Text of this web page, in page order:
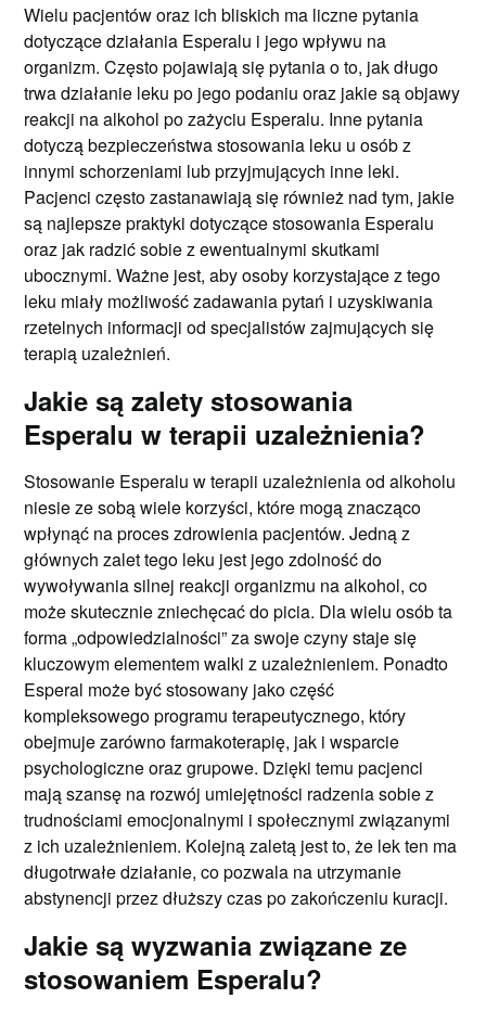
Wielu pacjentów oraz ich bliskich ma liczne pytania
dotyczące działania Esperalu i jego wpływu na
organizm. Często pojawiają się pytania o to, jak długo
trwa działanie leku po jego podaniu oraz jakie są objawy
reakcji na alkohol po zażyciu Esperalu. Inne pytania
dotyczą bezpieczeństwa stosowania leku u osób z
innymi schorzeniami lub przyjmujących inne leki.
Pacjenci często zastanawiają się również nad tym, jakie
są najlepsze praktyki dotyczące stosowania Esperalu
oraz jak radzić sobie z ewentualnymi skutkami
ubocznymi. Ważne jest, aby osoby korzystające z tego
leku miały możliwość zadawania pytań i uzyskiwania
rzetelnych informacji od specjalistów zajmujących się
terapią uzależnień.
Jakie są zalety stosowania
Esperalu w terapii uzależnienia?
Stosowanie Esperalu w terapii uzależnienia od alkoholu
niesie ze sobą wiele korzyści, które mogą znacząco
wpłynąć na proces zdrowienia pacjentów. Jedną z
głównych zalet tego leku jest jego zdolność do
wywoływania silnej reakcji organizmu na alkohol, co
może skutecznie zniechęcać do picia. Dla wielu osób ta
forma „odpowiedzialności” za swoje czyny staje się
kluczowym elementem walki z uzależnieniem. Ponadto
Esperal może być stosowany jako część
kompleksowego programu terapeutycznego, który
obejmuje zarówno farmakoterapię, jak i wsparcie
psychologiczne oraz grupowe. Dzięki temu pacjenci
mają szansę na rozwój umiejętności radzenia sobie z
trudnościami emocjonalnymi i społecznymi związanymi
z ich uzależnieniem. Kolejną zaletą jest to, że lek ten ma
długotrwałe działanie, co pozwala na utrzymanie
abstynencji przez dłuższy czas po zakończeniu kuracji.
Jakie są wyzwania związane ze
stosowaniem Esperalu?